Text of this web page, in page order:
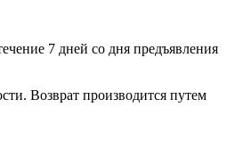
7 дней со дня предъявления
Возврат производится путем